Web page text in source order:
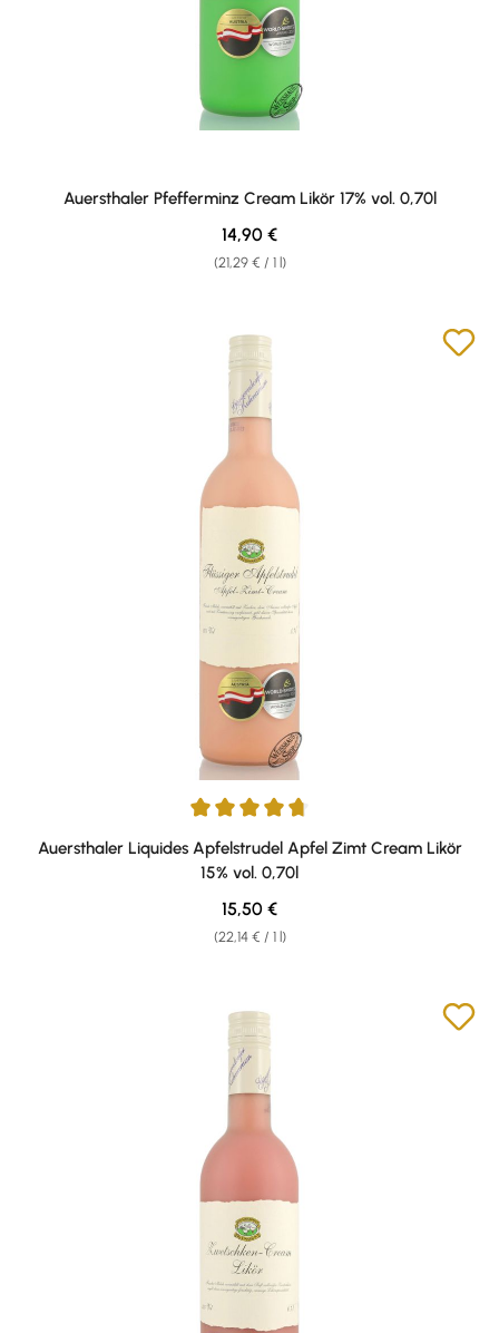
Auersthaler Pfefferminz Cream Likör 17% vol. 0,70l
(21,29 € / 1 l)
Regular price:
14,90 €
Average rating of 4.74 out of 5 stars
Auersthaler Liquides Apfelstrudel Apfel Zimt Cream Likör
15% vol. 0,70l
(22,14 € / 1 l)
Regular price:
15,50 €